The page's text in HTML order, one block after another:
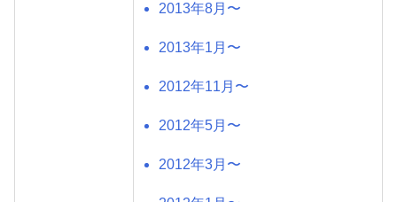
2013年8月〜
2013年1月〜
2012年11月〜
2012年5月〜
2012年3月〜